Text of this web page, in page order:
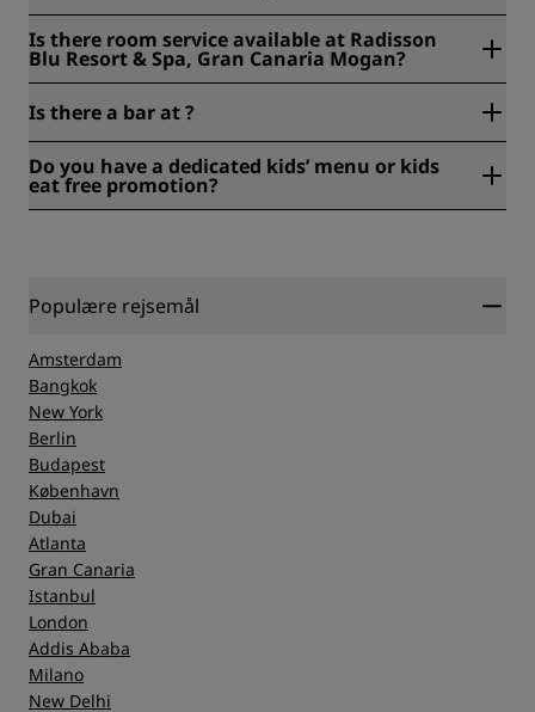
servering ved poolen, og både The Larder og Filini har
udendørs siddepladser på terrassen.
Is there room service available at Radisson
Blu Resort & Spa, Gran Canaria Mogan?
så bringer vi maden op til dit værelse.
Is there a bar at ?
18.30, og Il Taglio Pool Bar and Restaurant serverer også
drikkevarer hele dagen.
Do you have a dedicated kids’ menu or kids
eat free promotion?
Populære rejsemål
Amsterdam
Bangkok
New York
Berlin
Budapest
København
Dubai
Atlanta
Gran Canaria
Istanbul
London
Addis Ababa
Milano
New Delhi